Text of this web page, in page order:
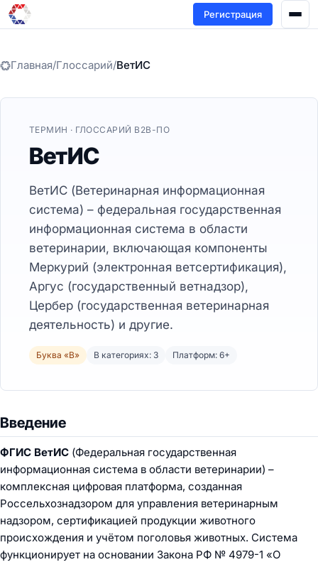
Регистрация
Главная/Глоссарий/ВетИС
ТЕРМИН · ГЛОССАРИЙ B2B-ПО
ВетИС
ВетИС (Ветеринарная информационная
система) – федеральная государственная
информационная система в области
ветеринарии, включающая компоненты
Меркурий (электронная ветсертификация),
Аргус (государственный ветнадзор),
Цербер (государственная ветеринарная
деятельность) и другие.
Буква «В» В категориях: 3 Платформ: 6+
Введение
ФГИС ВетИС (Федеральная государственная
информационная система в области ветеринарии) –
комплексная цифровая платформа, созданная
Россельхознадзором для управления ветеринарным
надзором, сертификацией продукции животного
происхождения и учётом поголовья животных. Система
функционирует на основании Закона РФ № 4979-1 «О